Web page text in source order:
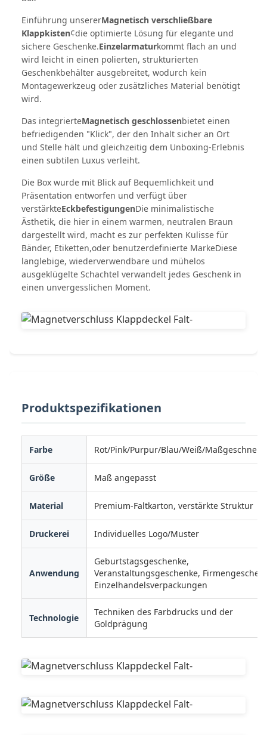
Einführung unsererMagnetisch verschließbare
Klappkisten¢die optimierte Lösung für elegante und
sichere Geschenke.Einzelarmaturkommt flach an und
wird leicht in einen polierten, strukturierten
Geschenkbehälter ausgebreitet, wodurch kein
Montagewerkzeug oder zusätzliches Material benötigt
wird.
Das integrierteMagnetisch geschlossenbietet einen
befriedigenden "Klick", der den Inhalt sicher an Ort
und Stelle hält und gleichzeitig dem Unboxing-Erlebnis
einen subtilen Luxus verleiht.
Die Box wurde mit Blick auf Bequemlichkeit und
Präsentation entworfen und verfügt über
verstärkteEckbefestigungenDie minimalistische
Ästhetik, die hier in einem warmen, neutralen Braun
dargestellt wird, macht es zur perfekten Kulisse für
Bänder, Etiketten,oder benutzerdefinierte MarkeDiese
langlebige, wiederverwendbare und mühelos
ausgeklügelte Schachtel verwandelt jedes Geschenk in
einen unvergesslichen Moment.
Produktspezifikationen
Farbe Rot/Pink/Purpur/Blau/Weiß/
Größe Maß angepasst
Material Premium-Faltkarton, verstärkte Struktur
Druckerei Individuelles Logo/Muster
Anwendung
Geburtstagsgeschenke,
Veranstaltungsgeschenke,
Einzelhandelsverpackungen
Technologie
Techniken des Farbdrucks und der
Goldprägung